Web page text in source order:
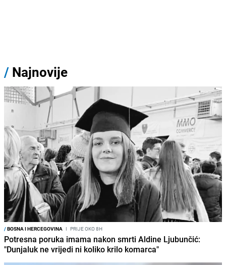
/ Najnovije
/BOSNA I HERCEGOVINA I PRIJE OKO 8H
Potresna poruka imama nakon smrti Aldine Ljubunčić:
"Dunjaluk ne vrijedi ni koliko krilo komarca"